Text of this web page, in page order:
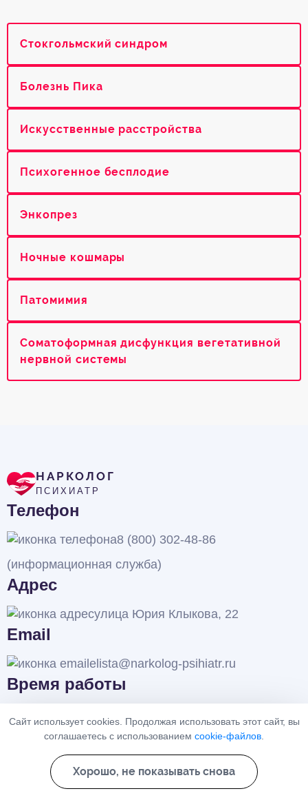
Стокгольмский синдром
Болезнь Пика
Искусственные расстройства
Психогенное бесплодие
Энкопрез
Ночные кошмары
Патомимия
Соматоформная дисфункция вегетативной
нервной системы
НАРКОЛОГ
ПСИХИАТР
Телефон
8 (800) 302-48-86
(информационная служба)
Адрес
улица Юрия Клыкова, 22
Email
elista@narkolog-psihiatr.ru
Время работы
Сайт использует cookies. Продолжая использовать этот сайт, вы
соглашаетесь с использованием cookie-файлов
Хорошо, не показывать снова